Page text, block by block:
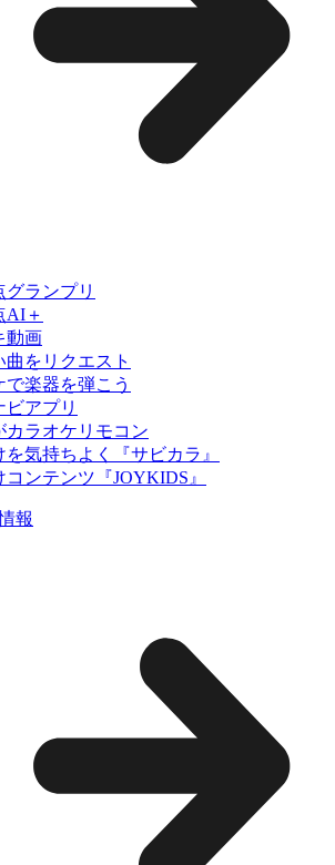
グランプリ
AI＋
動画
曲をリクエスト
で楽器を弾こう
ビアプリ
カラオケリモコン
気持ちよく『サビカラ』
ンテンツ『JOYKIDS』
報